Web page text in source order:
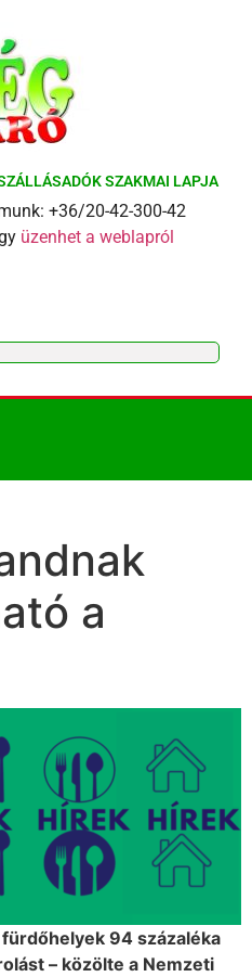
SZAKMAI LAPJA
+36/20-42-300-42
üzenhet a weblapról
a
94 százaléka
– közölte a Nemzeti